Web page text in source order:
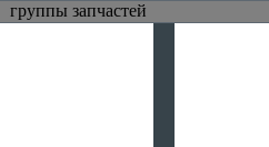
группы запчастей